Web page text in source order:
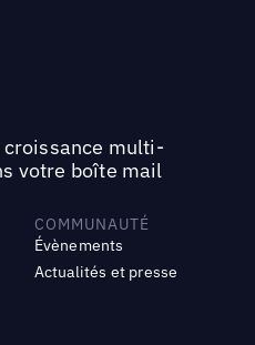
multi-
votre boîte mail
COMMUNAUTÉ
Évènements
Actualités et presse